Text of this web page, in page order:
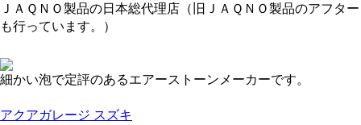
ＪＡＱＮＯ製品の日本総代理店（旧ＪＡＱＮＯ製品のアフター
も行っています。）
細かい泡で定評のあるエアーストーンメーカーです。
アクアガレージ スズキ